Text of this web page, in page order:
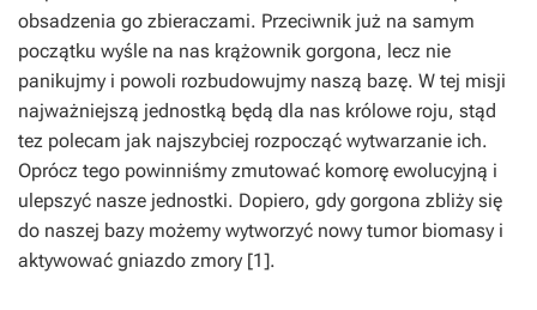
obsadzenia go zbieraczami. Przeciwnik już na samym
początku wyśle na nas krążownik gorgona, lecz nie
panikujmy i powoli rozbudowujmy naszą bazę. W tej misji
najważniejszą jednostką będą dla nas królowe roju, stąd
tez polecam jak najszybciej rozpocząć wytwarzanie ich.
Oprócz tego powinniśmy zmutować komorę ewolucyjną i
ulepszyć nasze jednostki. Dopiero, gdy gorgona zbliży się
do naszej bazy możemy wytworzyć nowy tumor biomasy i
aktywować gniazdo zmory [1].